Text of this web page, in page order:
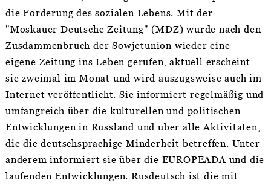
die Förderung des sozialen Lebens. Mit der
"Moskauer Deutsche Zeitung" (MDZ) wurde nach den
Zusdammenbruch der Sowjetunion wieder eine
eigene Zeitung ins Leben gerufen, aktuell erscheint
sie zweimal im Monat und wird auszugsweise auch im
Internet veröffentlicht. Sie informiert regelmäßig und
umfangreich über die kulturellen und politischen
Entwicklungen in Russland und über alle Aktivitäten,
die die deutschsprachige Minderheit betreffen. Unter
anderem informiert sie über die EUROPEADA und die
laufenden Entwicklungen. Rusdeutsch ist die mit